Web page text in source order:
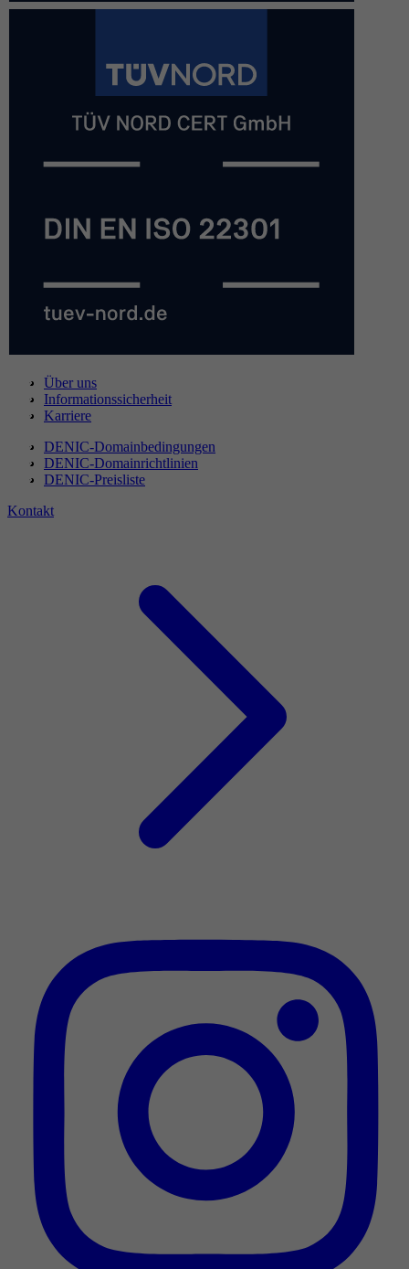
Über uns
Informationssicherheit
Karriere
DENIC-Domainbedingungen
DENIC-Domainrichtlinien
DENIC-Preisliste
Kontakt